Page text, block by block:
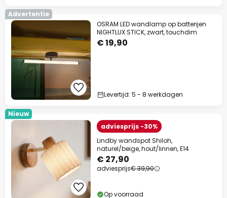
Advertentie
OSRAM LED wandlamp op batterijen
NIGHTLUX STICK, zwart, touchdim
€ 19,90
Levertijd: 5 - 8 werkdagen
Nieuw
adviesprijs -30%
Lindby wandspot Shiloh,
naturel/beige, hout/linnen, E14
€ 27,90
adviesprijs€ 39,90
Op voorraad